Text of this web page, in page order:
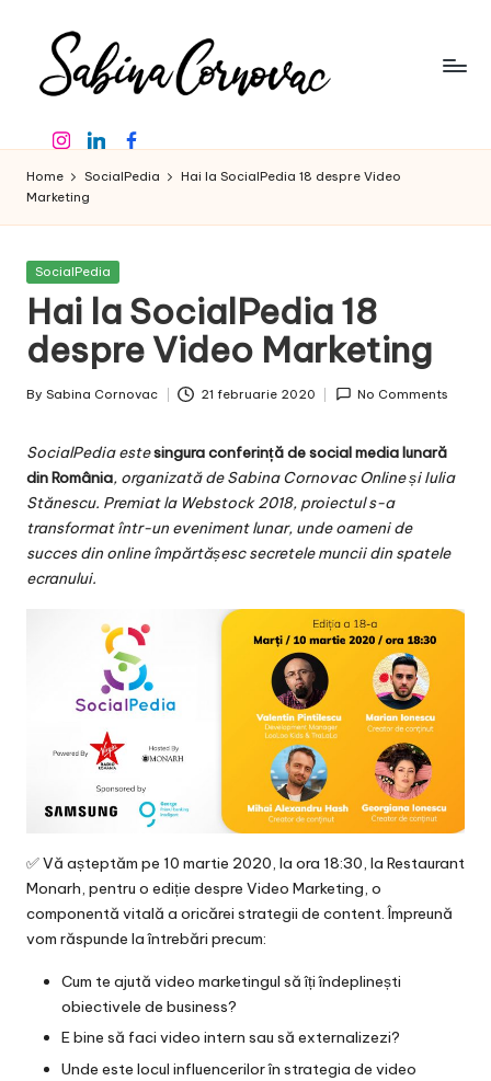
content
a
b
in
a
C
o
r
o
v
a
c
creator
de
conținut
de
ani
-
InstagramLinkedinFacebook
Home SocialPedia
Hai la SocialPedia 18 despre Video
Marketing
Posted
SocialPedia
Hai la SocialPedia 18
despre Video Marketing
Posted
By Sabina Cornovac 21 februarie 2020 No Comments
SocialPediaestesingura conferință de social media lunară
din România, organizată deSabina Cornovac OnlineșiIulia
Stănescu. Premiat la Webstock 2018, proiectul s-a
transformat într-un eveniment lunar, unde oameni de
succes din online împărtășesc secretele muncii din spatele
ecranului.
✅ Vă așteptăm pe 10 martie 2020, la ora 18:30, la Restaurant
Monarh, pentru o ediție despre Video Marketing, o
componentă vitală a oricărei strategii de content. Împreună
vom răspunde la întrebări precum:
Cum te ajută video marketingul să îți îndeplinești
obiectivele de business?
E bine să faci video intern sau să externalizezi?
Unde este locul influencerilor în strategia de video